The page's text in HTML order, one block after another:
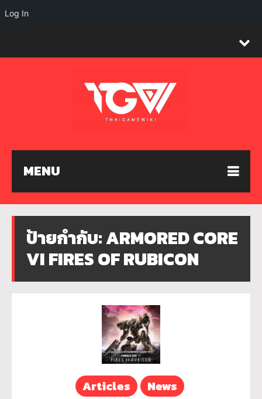
MENU
ป้ายกำกับ:ARMORED CORE
VI FIRES OF RUBICON
Articles News
Log In